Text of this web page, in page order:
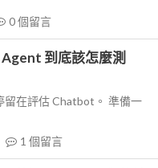
0個留言
到底該怎麼測
在評估 Chatbot。 準備一
1 個留言